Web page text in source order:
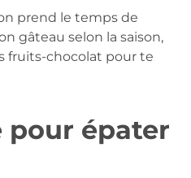
prend le temps de
gâteau selon la saison,
fruits-chocolat pour te
pour épater